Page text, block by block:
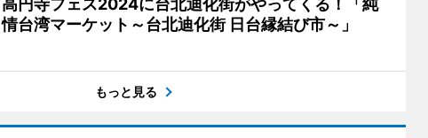
高円寺フェス2024に台北迪化街がやってくる！「純
情台湾マーケット～台北迪化街 日台縁結び市～」
もっと見る